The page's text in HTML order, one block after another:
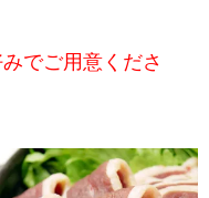
でご用意くださ